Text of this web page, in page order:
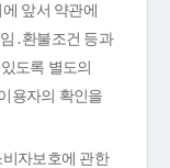
앞서 약관에
․환불조건 등과
도록 별도의
용자의 확인을
자보호에 관한